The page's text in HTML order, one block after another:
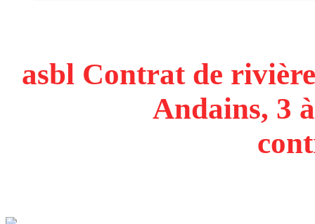
asbl Contrat de
Andains, 3